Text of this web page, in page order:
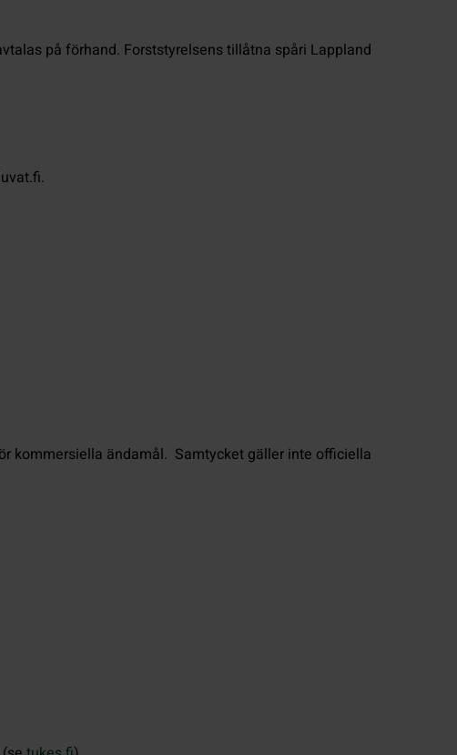
på förhand. Forststyrelsens tillåtna spåri Lappland
kommersiella ändamål. Samtycket gäller inte officiella